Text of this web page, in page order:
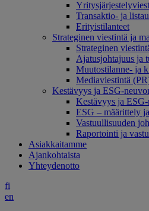
Transaktio- ja
Erityistilanteet
Strateginen viestintä ja
Strateginen
Ajatusjohtajuus ja
Muutostilanne- ja
Mediaviestintä
Kestävyys ja ESG-
Kestävyys ja
ESG – määrittely
Vastuullisuuden
Raportointi ja
Asiakkaitamme
Ajankohtaista
Yhteydenotto
fi
en